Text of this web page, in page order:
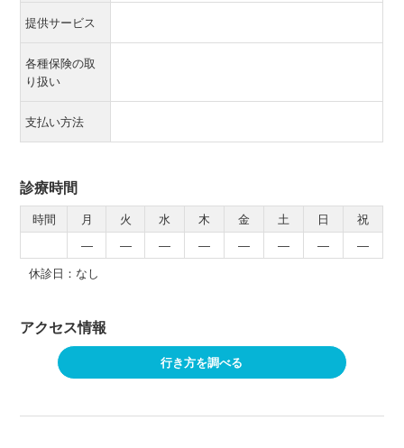
提供サービス
各種保険の取
り扱い
支払い方法
診療時間
時間 月 火 水 木 金 土 日
祝
―
― ― ― ― ― ―
―
休診日：なし
アクセス情報
行き方を調べる